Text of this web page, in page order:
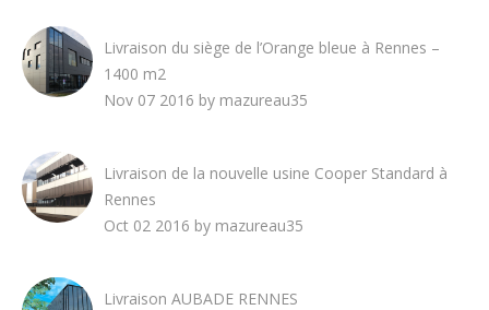
Livraison du siège de l’Orange bleue à Rennes –
1400 m2
Nov 07 2016 by mazureau35
Livraison de la nouvelle usine Cooper Standard à
Rennes
Oct 02 2016 by mazureau35
Livraison AUBADE RENNES